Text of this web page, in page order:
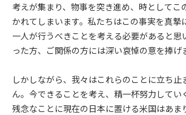
考えが集まり、物事を突き進め、時としてこ
かれてしまいます。私たちはこの事実を真摯
一人が行うべきことを考える必要があると思
った方、ご関係の方には深い哀悼の意を捧げ
しかしながら、我々はこれらのことに立ち止
ん。今できることを考え、精一杯努力してい
残念なことに現在の日本に置ける米国はあま